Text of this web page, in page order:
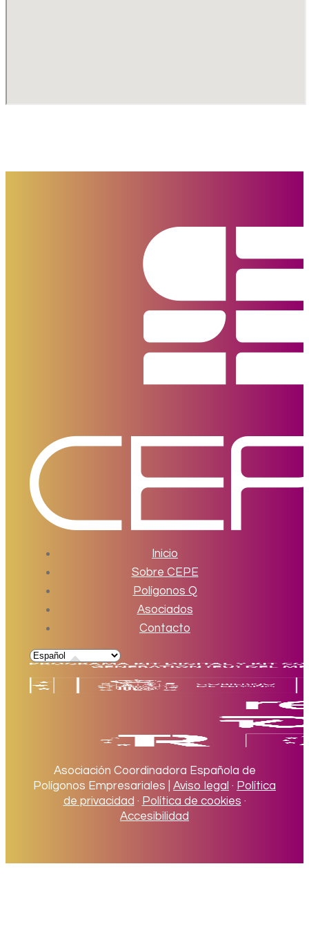
Inicio
Sobre CEPE
Polígonos Q
Asociados
Contacto
Asociación Coordinadora Española de
Polígonos Empresariales | Aviso legal · Política
de privacidad · Política de cookies ·
Accesibilidad